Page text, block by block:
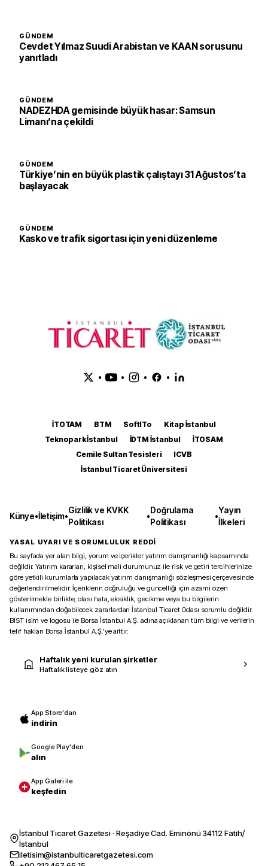
GÜNDEM
Cevdet Yılmaz Suudi Arabistan ve KAAN sorusunu
yanıtladı
GÜNDEM
NADEZHDA gemisinde büyük hasar: Samsun
Limanı’na çekildi
GÜNDEM
Türkiye’nin en büyük plastik çalıştayı 31 Ağustos’ta
başlayacak
GÜNDEM
Kasko ve trafik sigortası için yeni düzenleme
• • • •
İTOTAM BTM SoftITo
Kitap İstanbul
Teknopark İstanbul
İDTM İstanbul
İTOSAM
Cemile Sultan Tesisleri
ICVB
İstanbul Ticaret Üniversitesi
Künye•İletişim•
Gizlilik ve KVKK
Politikası
•
Doğrulama
Politikası
•
Yayın
İlkeleri
YASAL UYARI VE SORUMLULUK REDDİ
Bu sayfada yer alan bilgi, yorum ve içerikler yatırım danışmanlığı kapsamında
değildir. Yatırım kararları, kişisel mali durumunuz ile risk ve getiri tercihlerinize
göre yetkili kurumlarla yapılacak yatırım danışmanlığı sözleşmesi çerçevesinde
değerlendirilmelidir. İçeriklerin doğruluğu ve güncelliği için azami özen
gösterilmekle birlikte, olası hata, eksiklik, gecikme veya bu bilgilerin
kullanımından doğabilecek zararlardan İstanbul Ticaret Odası sorumlu değildir.
BIST isim ve logosu ile Borsa İstanbul A.Ş. adına açıklanan tüm bilgi ve verilerin
telif hakları Borsa İstanbul A.Ş.’ye aittir.
Haftalık yeni kurulan şirketler
Haftalık listeye göz atın
App Store'dan
indirin
Google Play'den
alın
App Galeri ile
keşfedin
İstanbul Ticaret Gazetesi · Reşadiye Cad. Eminönü 34112 Fatih/
İstanbul
iletisim@istanbulticaretgazetesi.com